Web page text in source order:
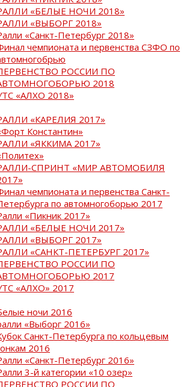
«БЕЛЫЕ НОЧИ 2018»
«ВЫБОРГ 2018»
«Санкт-Петербург 2018»
чемпионата и первенства СЗФО по
РОССИИ ПО
2018
«АЛХО 2018»
«КАРЕЛИЯ 2017»
Константин»
«ЯККИМА 2017»
СПРИНТ «МИР АВТОМОБИЛЯ
чемпионата и первенства Санкт-
по автомногоборью 2017
«Пикник 2017»
«БЕЛЫЕ НОЧИ 2017»
«ВЫБОРГ 2017»
«САНКТ-ПЕТЕРБУРГ 2017»
РОССИИ ПО
2017
«АЛХО» 2017
ночи 2016
«Выборг 2016»
Санкт-Петербурга по кольцевым
2016
«Санкт-Петербург 2016»
3-й категории «10 озер»
РОССИИ ПО